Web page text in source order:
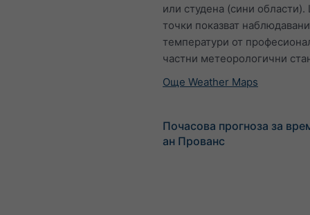
или студена (сини области).
точки показват
температури от
частни метеорологични
Още Weather Maps
Почасова прогноза за
ан Прованс